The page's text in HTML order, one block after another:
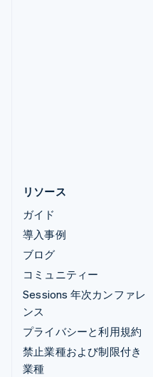
リソース
ガイド
導入事例
ブログ
コミュニティー
Sessions 年次カンファレ
ンス
プライバシーと利用規約
禁止業種および制限付き
業種